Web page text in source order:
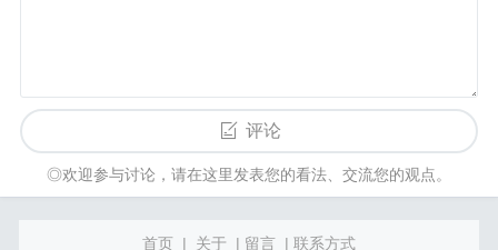
评论
◎欢迎参与讨论，请在这里发表您的看法、交流您的观点。
首页 | 关于 | 留言 | 联系方式